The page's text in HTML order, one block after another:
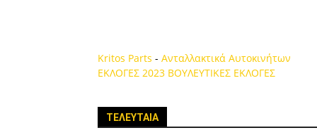
Kritos Parts - Ανταλλακτικά Αυτοκινήτων
ΕΚΛΟΓΕΣ 2023 ΒΟΥΛΕΥΤΙΚΕΣ ΕΚΛΟΓΕΣ
ΤΕΛΕΥΤΑΙΑ